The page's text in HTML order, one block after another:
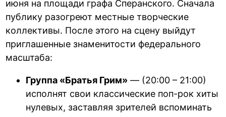
июня на площади графа Сперанского. Сначала
публику разогреют местные творческие
коллективы. После этого на сцену выйдут
приглашенные знаменитости федерального
масштаба:
Группа «Братья Грим» — (20:00 – 21:00)
исполнят свои классические поп-рок хиты
нулевых, заставляя зрителей вспоминать